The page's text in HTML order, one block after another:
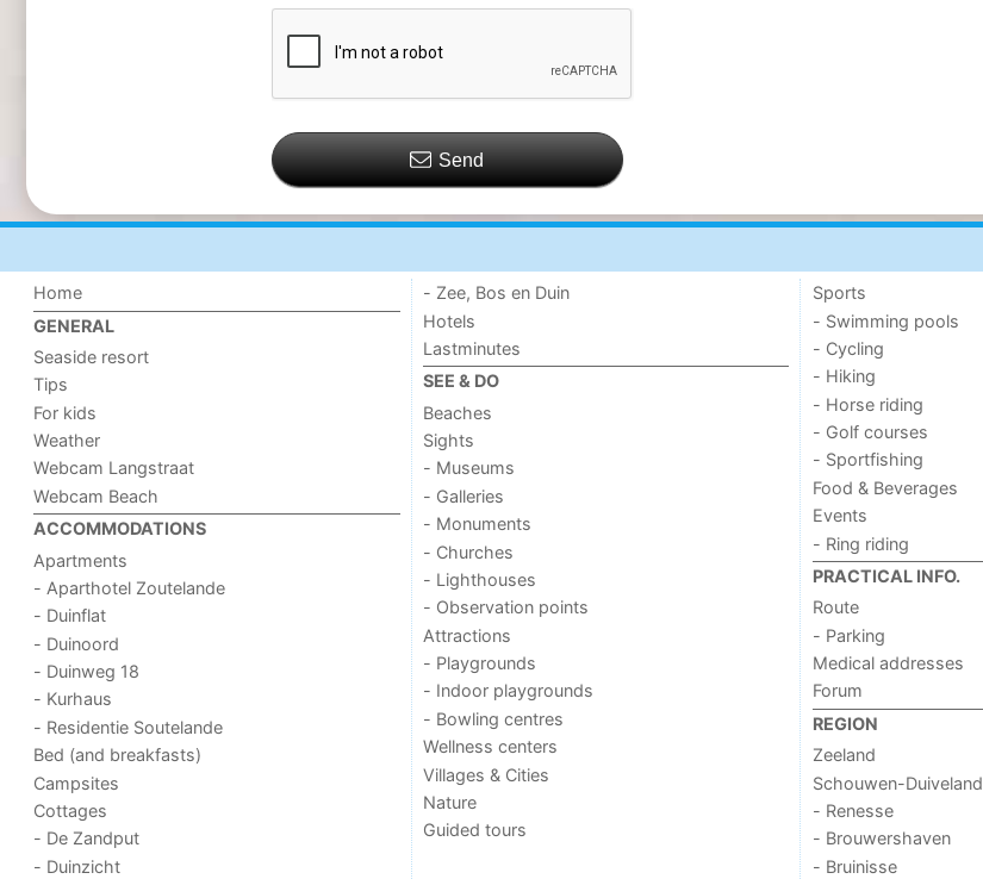
Send
Home
GENERAL
Seaside resort
Tips
For kids
Weather
Webcam Langstraat
Webcam Beach
ACCOMMODATIONS
Apartments
- Aparthotel Zoutelande
- Duinflat
- Duinoord
- Duinweg 18
- Kurhaus
- Residentie Soutelande
Bed (and breakfasts)
Campsites
Cottages
- De Zandput
- Duinzicht
- Zee, Bos en Duin
Hotels
Lastminutes
SEE & DO
Beaches
Sights
- Museums
- Galleries
- Monuments
- Churches
- Lighthouses
- Observation points
Attractions
- Playgrounds
- Indoor playgrounds
- Bowling centres
Wellness centers
Villages & Cities
Nature
Guided tours
Sports
- Swimming pools
- Cycling
- Hiking
- Horse riding
- Golf courses
- Sportfishing
Food & Beverages
Events
- Ring riding
PRACTICAL INFO.
Route
- Parking
Medical addresses
Forum
REGION
Zeeland
Schouwen-Duiveland
- Renesse
- Brouwershaven
- Bruinisse